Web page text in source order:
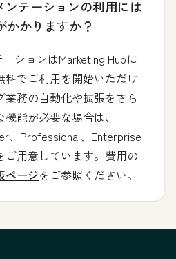
ンテーションの利用には
かかりますか？
ションはMarketing Hubに
料でご利用を開始いただけ
業務の自動化や拡張をさら
能が必要な場合は、
、Professional、Enterprise
ご用意しています。費用の
ページをご参照ください。